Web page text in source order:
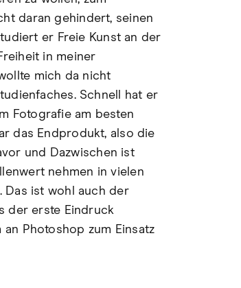
daran gehindert, seinen
er Freie Kunst an der
in meiner
mich da nicht
Schnell hat er
Fotografie am besten
das Endprodukt, also die
und Dazwischen ist
nehmen in vielen
Das ist wohl auch der
der erste Eindruck
Photoshop zum Einsatz